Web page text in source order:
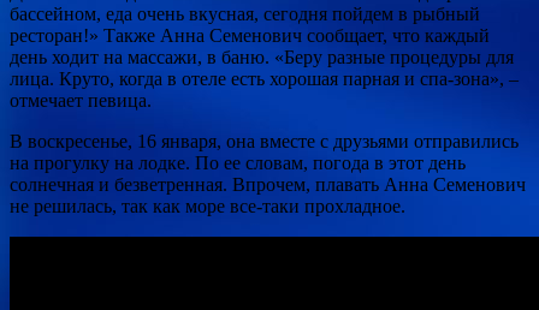
бассейном, еда очень вкусная, сегодня пойдем в рыбный
ресторан!» Также Анна Семенович сообщает, что каждый
день ходит на массажи, в баню. «Беру разные процедуры для
лица. Круто, когда в отеле есть хорошая парная и спа-зона», –
отмечает певица.
В воскресенье, 16 января, она вместе с друзьями отправились
на прогулку на лодке. По ее словам, погода в этот день
солнечная и безветренная. Впрочем, плавать Анна Семенович
не решилась, так как море все-таки прохладное.